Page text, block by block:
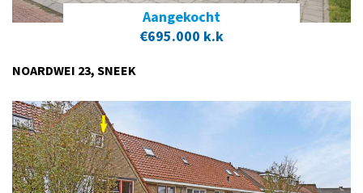
Aangekocht
€695.000 k.k
NOARDWEI 23, SNEEK